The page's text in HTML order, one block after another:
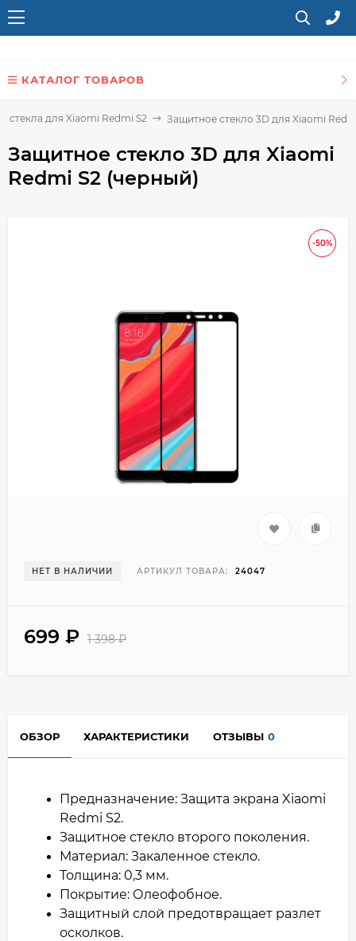
КАТАЛОГ ТОВАРОВ
стекла для Xiaomi Redmi S2 Защитное стекло 3D для Xiaomi
Защитное стекло 3D для Xiaomi
Redmi S2 (черный)
-50%
НЕТ В НАЛИЧИИ АРТИКУЛ ТОВАРА: 24047
699 ₽ 1 398₽
ОБЗОР ХАРАКТЕРИСТИКИ ОТЗЫВЫ 0
Предназначение: Защита экрана Xiaomi
Redmi S2.
Защитное стекло второго поколения.
Материал: Закаленное стекло.
Толщина: 0,3 мм.
Покрытие: Олеофобное.
Защитный слой предотвращает разлет
осколков.